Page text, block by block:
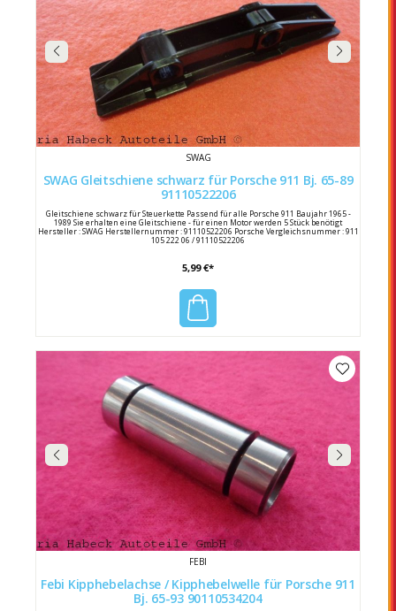
SWAG
SWAG Gleitschiene schwarz für Porsche 911 Bj. 65-89
91110522206
Gleitschiene schwarz für Steuerkette Passend für alle Porsche 911 Baujahr 1965 -
1989 Sie erhalten eine Gleitschiene - für einen Motor werden 5 Stück benötigt
Hersteller : SWAG Herstellernummer : 91110522206 Porsche Vergleichsnummer : 911
105 222 06 / 91110522206
5,99 €*
FEBI
Febi Kipphebelachse / Kipphebelwelle für Porsche 911
Bj. 65-93 90110534204